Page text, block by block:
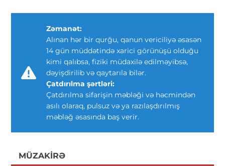
Zəmanət:
Alınan hər bir qurğu, qanun vericiliyə əsasən
14 gün müddətində xarici görünüşü olduğu
kimi qalıbsa, fiziki müdaxilə edilməyibsə,
dəyişdirilib və qaytarıla bilər.
Çatdırılma şərtləri:
Çatdırılma sifarişin məbləği və həcmindən
asılı olaraq, pulsuz və ya razılaşdırılmış
məbləğ əsasında baş verir.
MÜZAKIRƏ